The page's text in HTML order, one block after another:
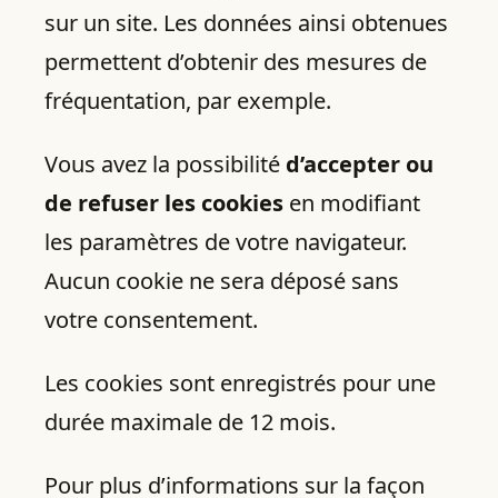
sur un site. Les données ainsi obtenues
permettent d’obtenir des mesures de
fréquentation, par exemple.
Vous avez la possibilité d’accepter ou
de refuser les cookies en modifiant
les paramètres de votre navigateur.
Aucun cookie ne sera déposé sans
votre consentement.
Les cookies sont enregistrés pour une
durée maximale de 12 mois.
Pour plus d’informations sur la façon